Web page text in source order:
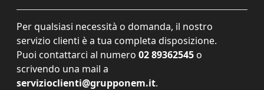
Per qualsiasi necessità o domanda, il nostro
servizio clienti è a tua completa disposizione.
Puoi contattarci al numero 02 89362545 o
scrivendo una mail a
servizioclienti@grupponem.it.